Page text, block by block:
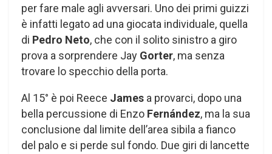
per fare male agli avversari. Uno dei primi guizzi
è infatti legato ad una giocata individuale, quella
di Pedro Neto, che con il solito sinistro a giro
prova a sorprendere Jay Gorter, ma senza
trovare lo specchio della porta.
Al 15° è poi Reece James a provarci, dopo una
bella percussione di Enzo Fernández, ma la sua
conclusione dal limite dell’area sibila a fianco
del palo e si perde sul fondo. Due giri di lancette